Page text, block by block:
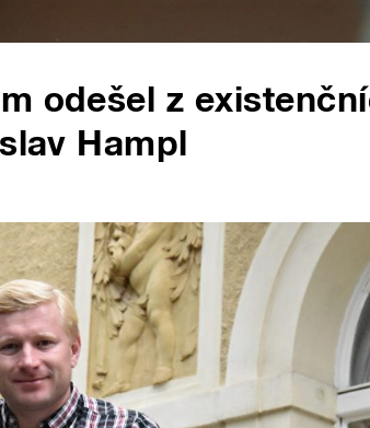
odešel z
Hampl